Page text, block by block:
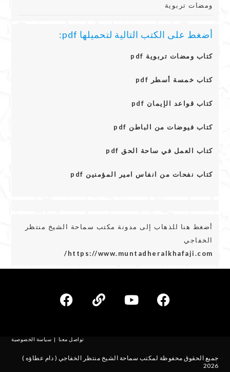
ومضات تربوية
أضغط على الكتب التالية لتحميلها pdf:
كتاب ومضات تربوية pdf
كتاب خمسة أسطر pdf
كتاب قواعد الإيمان pdf
كتاب فيوضات من الباطن pdf
كتاب العمل في ساحة الحق pdf
كتاب نفحات من انفاس امير المؤمنين pdf
أضغط هنا للذهاب إلى مدونة مكتب سماحة الشيخ منتظر
الخفاجي
https://www.muntadheralkhafaji.com/
تواصل معنا سياسة الخصوصية
جميع الحقوق محفوظة لمكتب سماحة الشيخ منتظر الخفاجي ( دام عطاؤه )
2026